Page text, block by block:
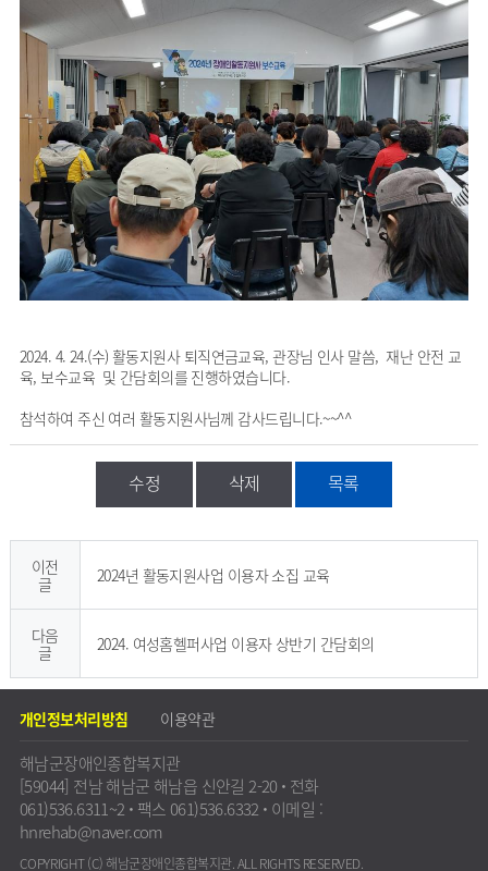
2024. 4. 24.(수) 활동지원사 퇴직연금교육, 관장님 인사 말씀, 재난 안전 교
육, 보수교육 및 간담회의를 진행하였습니다.
참석하여 주신 여러 활동지원사님께 감사드립니다.~~^^
수정 삭제 목록
게시판 이전글, 다음글 제목 알림
이전
글
2024년 활동지원사업 이용자 소집 교육
다음
글
2024. 여성홈헬퍼사업 이용자 상반기 간담회의
개인정보처리방침 이용약관
해남군장애인종합복지관
[59044] 전남 해남군 해남읍 신안길 2-20 · 전화
061)536.6311~2 · 팩스 061)536.6332 · 이메일 :
hnrehab@naver.com
COPYRIGHT (C) 해남군장애인종합복지관. ALL RIGHTS RESERVED.